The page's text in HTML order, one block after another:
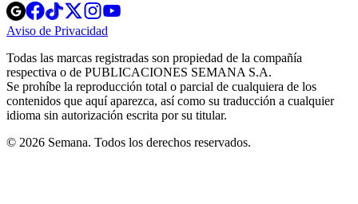
Opens
in
new
Opens
in
new
Opens
in
new
window
Opens
new
windowwindow
Aviso de Privacidad
new
window
Todas las marcas registradas son propiedad de la compañía
respectiva o de PUBLICACIONES SEMANA S.A.
Se prohíbe la reproducción total o parcial de cualquiera de los
contenidos que aquí aparezca, así como su traducción a cualquier
idioma sin autorización escrita por su titular.
© 2026 Semana. Todos los derechos reservados.